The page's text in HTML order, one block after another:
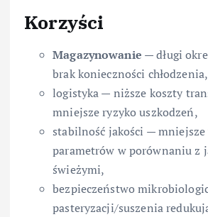
Korzyści
Magazynowanie — długi
brak konieczności chłodzenia,
logistyka — niższe koszty
mniejsze ryzyko uszkodzeń,
stabilność jakości — mniejsze
parametrów w porównaniu z
świeżymi,
bezpieczeństwo
pasteryzacji/suszenia